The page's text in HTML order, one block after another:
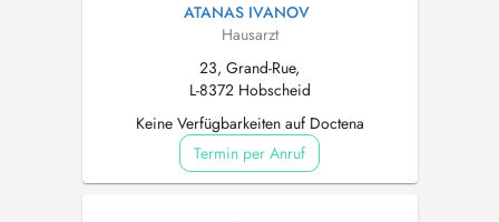
ATANAS IVANOV
Hausarzt
23, Grand-Rue,
L-8372 Hobscheid
Keine Verfügbarkeiten auf Doctena
Termin per Anruf